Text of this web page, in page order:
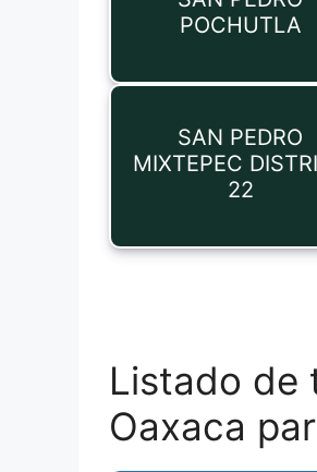
POCHUTLA
SAN PEDRO
MIXTEPEC
22
Listado de
Oaxaca